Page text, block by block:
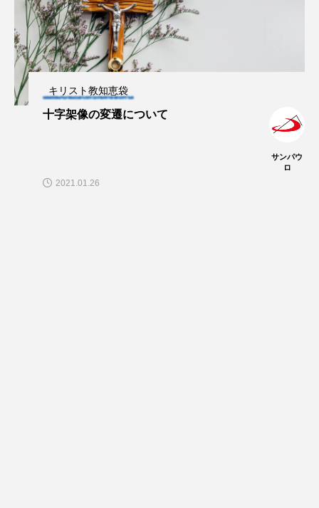
キリスト教知恵袋
十字架像の変遷について
サンパウ
ロ
2021.01.26